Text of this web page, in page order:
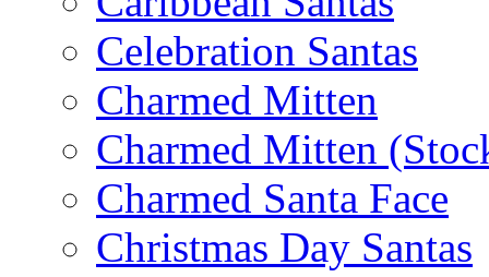
Celebration Santas
Charmed Mitten
Charmed Mitten
Charmed Santa Face
Christmas Day Santas